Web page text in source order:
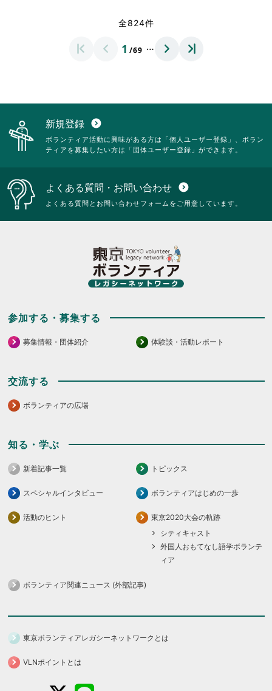
全824件
1 /69 …
新規登録 expand_circle_down
ボランティア活動に興味がある方は「個人ユーザー登録」、ボラン
ティアを募集したい方は「団体ユーザー登録」ができます。
よくある質問・お問い合わせ expand_circle_down
よくある質問とお問い合わせフォームをご用意しています。
参加する・募集する
募集情報・団体紹介 体験談・活動レポート
交流する
ボランティアの広場
知る・学ぶ
新着記事一覧 トピックス
スペシャルインタビュー ボランティアはじめの一歩
活動のヒント
東京2020大会の軌跡
シティキャスト
外国人おもてなし語学ボランテ
ィア
ボランティア関連ニュース (外部記事)
東京ボランティアレガシーネットワークとは
VLNポイントとは